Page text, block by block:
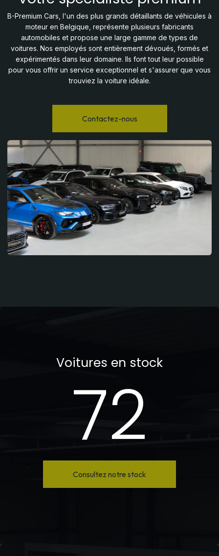
B-Premium Cars, l'un des plus grands détaillants de véhicules à
moteur en Belgique, représente plusieurs fabricants
automobiles et propose une large gamme de types de
voitures. Nos employés sont entièrement dévoués, formés et
expérimentés dans leur domaine. Ils font tout leur possible
pour vous offrir un service exceptionnel et s'assurer que vous
trouviez la voiture idéale.
Contactez-nous
Voitures en stock
72
Consultez notre stock